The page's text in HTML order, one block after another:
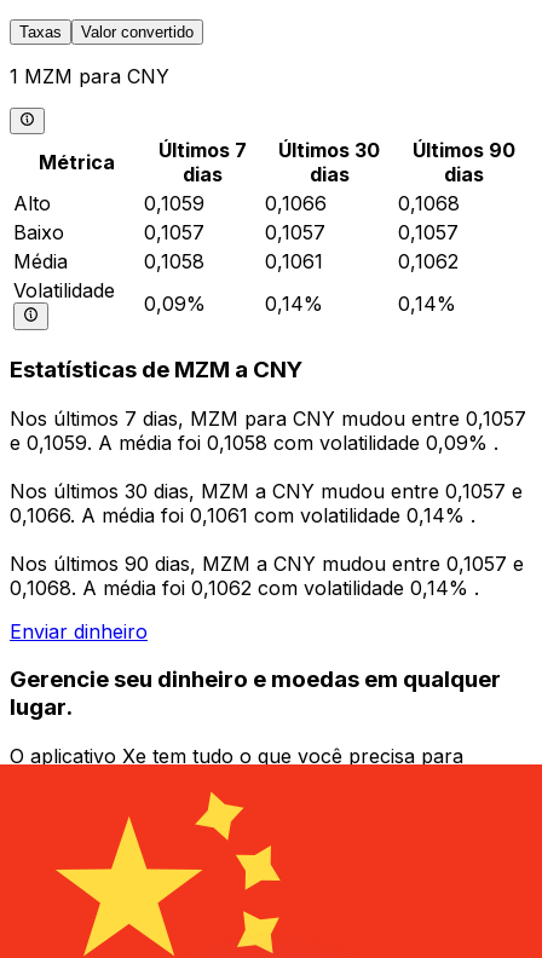
Taxas Valor convertido
1 MZM para CNY
Métrica
Últimos 7
dias
Últimos 30
dias
Últimos 90
dias
Alto
0,1059 0,1066
0,1068
Baixo
0,1057 0,1057
0,1057
Média
0,1058 0,1061
0,1062
Volatilidade
0,09% 0,14% 0,14%
Estatísticas de MZM a CNY
Nos últimos 7 dias, MZM para CNY mudou entre 0,1057
e 0,1059. A média foi 0,1058 com volatilidade 0,09% .
Nos últimos 30 dias, MZM a CNY mudou entre 0,1057 e
0,1066. A média foi 0,1061 com volatilidade 0,14% .
Nos últimos 90 dias, MZM a CNY mudou entre 0,1057 e
0,1068. A média foi 0,1062 com volatilidade 0,14% .
Enviar dinheiro
Gerencie seu dinheiro e moedas em qualquer
lugar.
O aplicativo Xe tem tudo o que você precisa para
gerenciamento de moedas. Converta moedas, defina
alertas de taxas de câmbio e transfira dinheiro para o
exterior sem taxas ocultas. Baixe hoje mesmo!